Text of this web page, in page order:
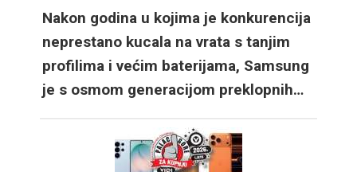
Flip modela, a veći
Fold cilja na
multitasking kojim se
oni ne bave. Tako je
lineupu ove godine te
tradicionalan Flip
Nakon godina u kojima je konkurencija
neprestano kucala na vrata s tanjim
profilima i većim baterijama, Samsung
je s osmom generacijom preklopnih…